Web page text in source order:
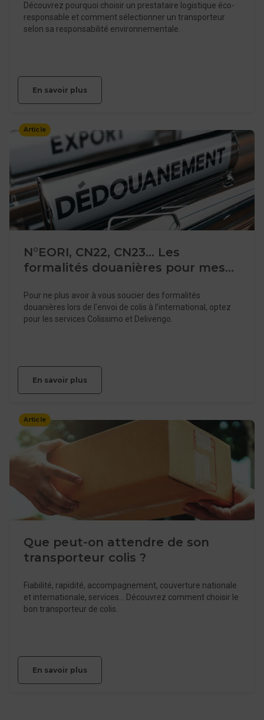
Découvrez pourquoi choisir un prestataire logistique éco-
responsable et comment sélectionner un transporteur
selon sa responsabilité environnementale.
En savoir plus
Article
N°EORI, CN22, CN23… Les
formalités douanières pour mes
DOM
Pour ne plus avoir à vous soucier des formalités
douanières lors de l’envoi de colis à l’international, optez
pour les services Colissimo et Delivengo.
En savoir plus
Article
Que peut-on attendre de son
transporteur colis ?
Fiabilité, rapidité, accompagnement, couverture nationale
et internationale, services… Découvrez comment choisir le
bon transporteur de colis.
En savoir plus